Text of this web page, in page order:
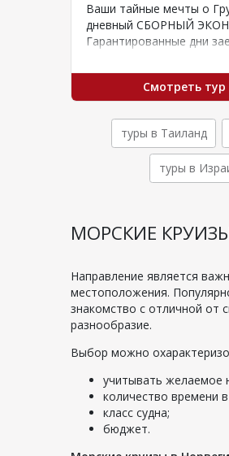
Ваши тайные мечты о
дневный СБОРНЫЙ
Гарантированные дни
и воскресенье,…
Смотреть тур
туры в Таиланд
туры в
МОРСКИЕ
Направление является
местоположения.
знакомство с отличной от
разнообразие.
Выбор можно
учитывать желаемое
количество времени в
класс судна;
бюджет.